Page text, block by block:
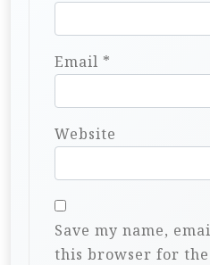
Email *
Website
Save my name,
this browser for